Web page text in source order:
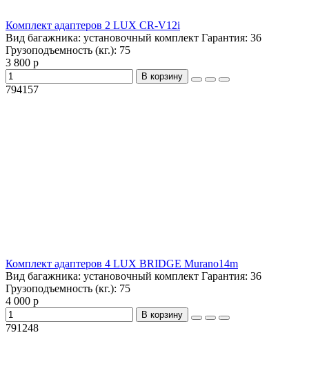
Комплект адаптеров 2 LUX CR-V12i
Вид багажника: установочный комплект Гарантия: 36
Грузоподъемность (кг.): 75
3 800 р
В корзину
794157
Комплект адаптеров 4 LUX BRIDGE Murano14m
Вид багажника: установочный комплект Гарантия: 36
Грузоподъемность (кг.): 75
4 000 р
В корзину
791248